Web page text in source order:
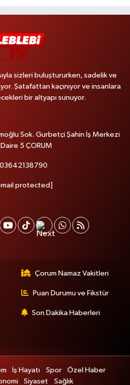
sizleri buluştururken, sadelik ve
Şatafattan kaçınıyor ve insanlara
bir altyapı sunuyor.
Sok. Gurbetçi Şahin İş Merkezi
5 ÇORUM
03642138790
protected]
Çorum Namaz Vakitleri
Puan Durumu ve Fikstür
Son Dakika Haberleri
İş Hayatı Spor
Özel Haber
Siyaset Sağlık